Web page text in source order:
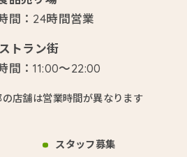
間：24時間営業
トラン街
間：11:00～22:00
店舗は営業時間が異なります
スタッフ募集